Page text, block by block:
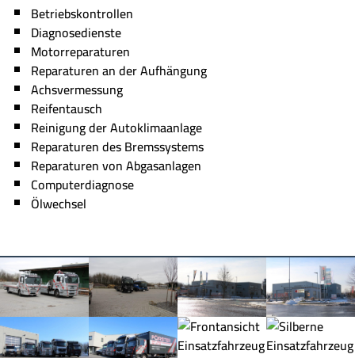
Betriebskontrollen
Diagnosedienste
Motorreparaturen
Reparaturen an der Aufhängung
Achsvermessung
Reifentausch
Reinigung der Autoklimaanlage
Reparaturen des Bremssystems
Reparaturen von Abgasanlagen
Computerdiagnose
Ölwechsel